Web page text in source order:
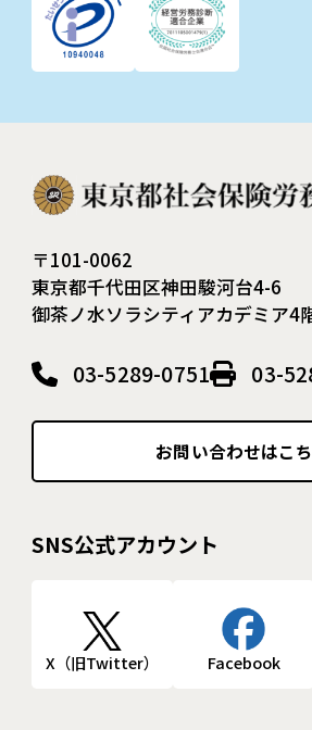
〒101-0062
東京都千代田区神田駿河台4-6
御茶ノ水ソラシティアカデミア4
03-5289-0751 03-
お問い合わせはこ
SNS公式アカウント
X（旧Twitter） Facebook